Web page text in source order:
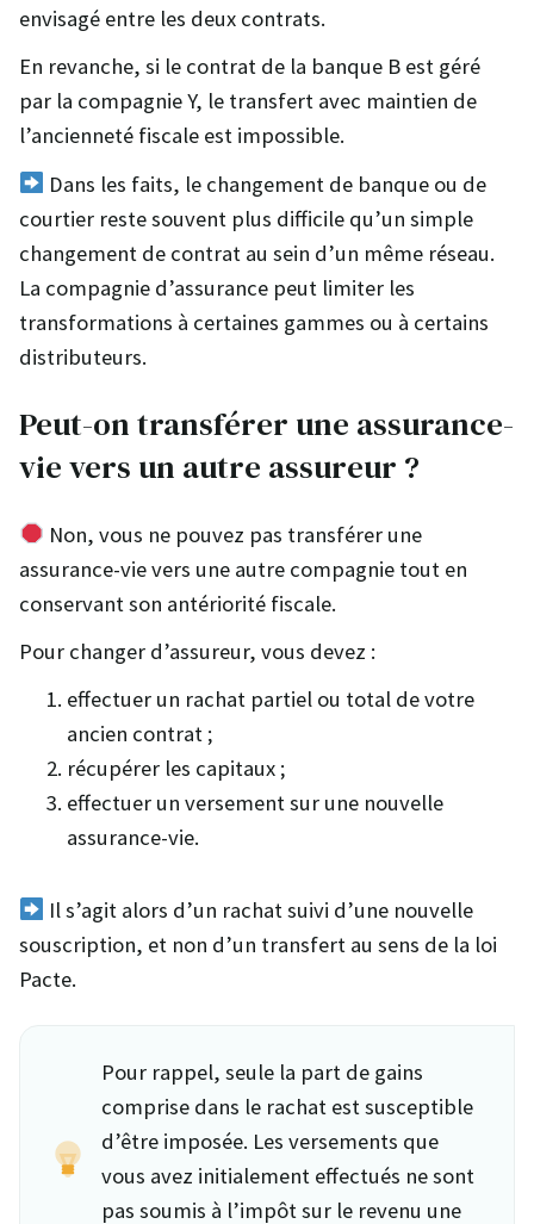
envisagé entre les deux contrats.
En revanche, si le contrat de la banque B est géré
par la compagnie Y, le transfert avec maintien de
l’ancienneté fiscale est impossible.
Dans les faits, le changement de banque ou de
courtier reste souvent plus difficile qu’un simple
changement de contrat au sein d’un même réseau.
La compagnie d’assurance peut limiter les
transformations à certaines gammes ou à certains
distributeurs.
Peut-on transférer une assurance-
vie vers un autre assureur ?
Non, vous ne pouvez pas transférer une
assurance-vie vers une autre compagnie tout en
conservant son antériorité fiscale.
Pour changer d’assureur, vous devez :
effectuer un rachat partiel ou total de votre
ancien contrat ;
récupérer les capitaux ;
effectuer un versement sur une nouvelle
assurance-vie.
Il s’agit alors d’un rachat suivi d’une nouvelle
souscription, et non d’un transfert au sens de la loi
Pacte.
Pour rappel, seule la part de gains
comprise dans le rachat est susceptible
d’être imposée. Les versements que
vous avez initialement effectués ne sont
pas soumis à l’impôt sur le revenu une